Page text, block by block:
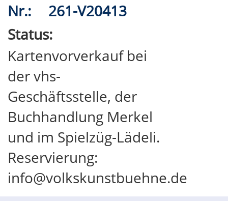
Nr.:
261-V20413
Status:
Kartenvorverkauf bei
der vhs-
Geschäftsstelle, der
Buchhandlung Merkel
und im Spielzüg-Lädeli.
Reservierung:
info@volkskunstbuehne.de